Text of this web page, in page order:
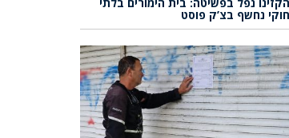
הקזינו נפל בפשיטה: בית הימורים בלתי
חוקי נחשף בצ’ק פוסט